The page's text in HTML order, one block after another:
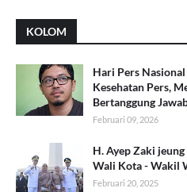
KOLOM
Hari Pers
Kesehatan Pers,
Bertanggung
Februari 09, 2026
H. Ayep Zaki
Wali Kota - Wakil
Februari 20, 2025